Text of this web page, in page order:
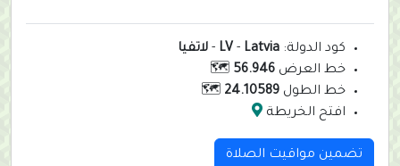
كود الدولة: LV - Latvia
- لاتفيا
خط العرض 56.946
🗺️
خط الطول 24.10589
🗺️
افتح الخريطة
تضمين مواقيت الصلاة